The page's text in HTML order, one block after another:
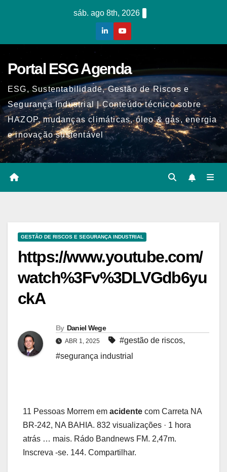
sáb. ago 8th, 2026
Portal ESG Agenda
ESG, Sustentabilidade, Gestão de Riscos e
Segurança Industrial | Conteúdo técnico sobre
HAZOP, mudanças climáticas, óleo & gás, energia
e inovação sustentável
GESTÃO DE RISCOS E SEGURANÇA INDUSTRIAL
https://www.youtube.com/
watch%3Fv%3DLVGdb6yu
ckA
By Daniel Wege
ABR 1, 2025 #gestão de riscos,
#segurança industrial
11 Pessoas Morrem em acidente com Carreta NA
BR-242, NA BAHIA. 832 visualizações · 1 hora
atrás … mais. Rádo Bandnews FM. 2,47m.
Inscreva -se. 144. Compartilhar.